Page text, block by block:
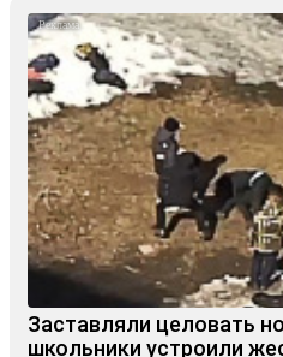
Заставляли целовать
школьники устроили